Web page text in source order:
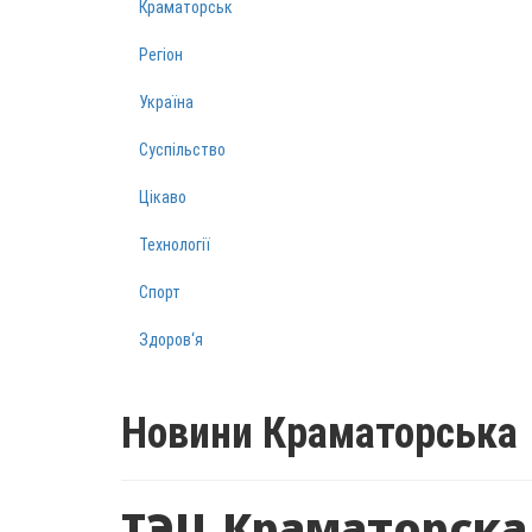
Краматорськ
Регіон
Україна
Суспільство
Цікаво
Технології
Спорт
Здоров‘я
Новини Краматорська